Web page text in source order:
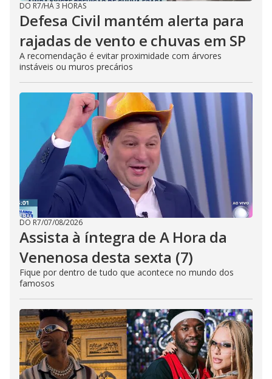
DO R7/HÁ 3 HORAS
Defesa Civil mantém alerta para
rajadas de vento e chuvas em SP
A recomendação é evitar proximidade com árvores
instáveis ou muros precários
DO R7/07/08/2026
Assista à íntegra de A Hora da
Venenosa desta sexta (7)
Fique por dentro de tudo que acontece no mundo dos
famosos